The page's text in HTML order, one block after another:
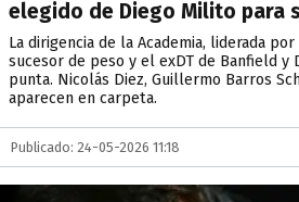
elegido de Diego Milito para
La dirigencia de la Academia, liderada
sucesor de peso y el exDT de Banfield y
punta. Nicolás Diez, Guillermo Barros
aparecen en carpeta.
Publicado: 24-05-2026 11:18